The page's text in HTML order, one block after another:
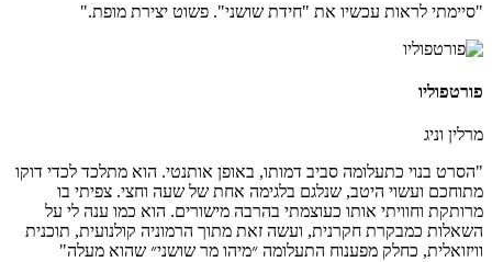
"סיימתי לראות עכשיו את "חידת שושני". פשוט יצירת מופת."
פורטפוליו
מרלין וניג
"הסרט בנוי כתעלומה סביב דמותו, באופן אותנטי. הוא מתלכד לכדי דוקו
מתוחכם ועשוי היטב, שנלגם בלגימה אחת של שעה וחצי. צפיתי בו
מרותקת וחוויתי אותו כעוצמתי בהרבה מישורים. הוא כמו ענה לי על
השאלות כמבקרת חקרנית, ועשה זאת מתוך הרמוניה קולנועית, תוכנית
וויזואלית, כחלק מפענוח התעלומה ״מיהו מר שושני״ שהוא מעלה"